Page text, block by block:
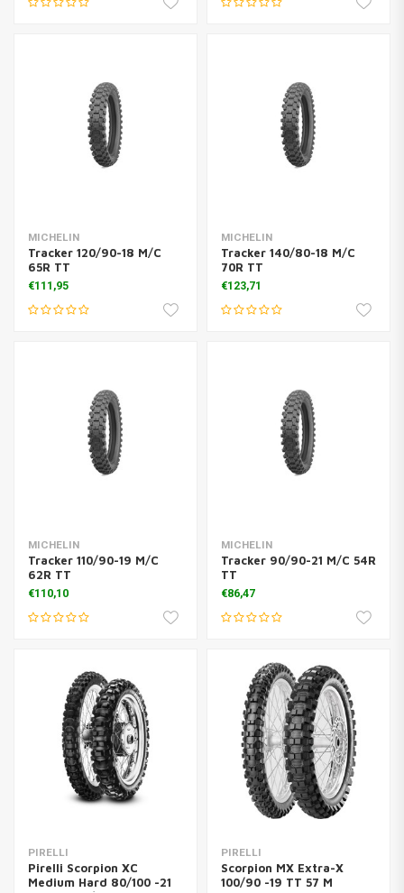
MICHELIN
Tracker 120/90-18 M/C
65R TT
€111,95
MICHELIN
Tracker 140/80-18 M/C
70R TT
€123,71
MICHELIN
Tracker 110/90-19 M/C
62R TT
€110,10
MICHELIN
Tracker 90/90-21 M/C 54R
TT
€86,47
PIRELLI
Pirelli Scorpion XC
Medium Hard 80/100 -21
PIRELLI
Scorpion MX Extra-X
100/90 -19 TT 57 M